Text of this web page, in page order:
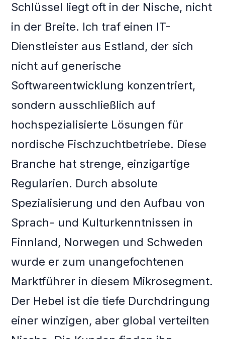
Schlüssel liegt oft in der Nische, nicht
in der Breite. Ich traf einen IT-
Dienstleister aus Estland, der sich
nicht auf generische
Softwareentwicklung konzentriert,
sondern ausschließlich auf
hochspezialisierte Lösungen für
nordische Fischzuchtbetriebe. Diese
Branche hat strenge, einzigartige
Regularien. Durch absolute
Spezialisierung und den Aufbau von
Sprach- und Kulturkenntnissen in
Finnland, Norwegen und Schweden
wurde er zum unangefochtenen
Marktführer in diesem Mikrosegment.
Der Hebel ist die tiefe Durchdringung
einer winzigen, aber global verteilten